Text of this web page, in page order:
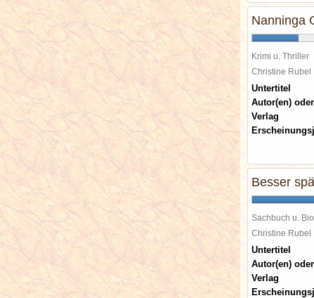
Nanninga
Krimi u. Thriller
Christine Rubel
Untertitel
Autor(en)
Verlag
Besser
Sachbuch u.
Christine Rubel
Untertitel
Autor(en)
Verlag